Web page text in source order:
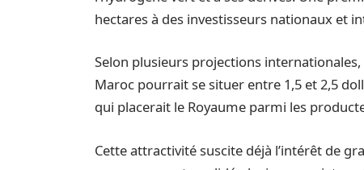
hectares à des investisseurs nationaux et
Selon plusieurs projections
Maroc pourrait se situer entre 1,5 et 2,5
qui placerait le Royaume parmi les
Cette attractivité suscite déjà l’intérêt de